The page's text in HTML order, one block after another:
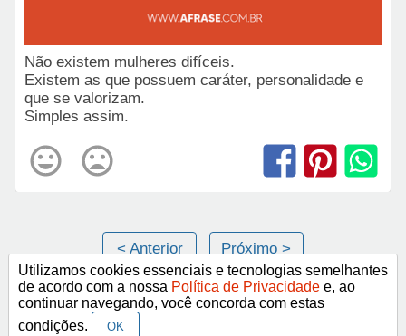
Não existem mulheres difíceis.
Existem as que possuem caráter, personalidade e
que se valorizam.
Simples assim.
< Anterior Próximo >
Categorias
Utilizamos cookies essenciais e tecnologias semelhantes
de acordo com a nossa Política de Privacidade e, ao
continuar navegando, você concorda com estas
condições.
OK